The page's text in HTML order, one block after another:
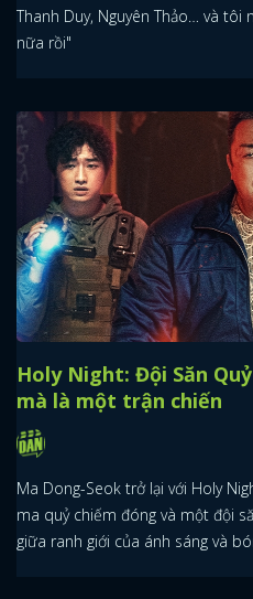
Thanh Duy, Nguyên Thảo… và
nữa rồi"
Holy Night: Đội Săn
mà là một trận chiến
Ma Dong-Seok trở lại với Holy
ma quỷ chiếm đóng và một đội
giữa ranh giới của ánh sáng và